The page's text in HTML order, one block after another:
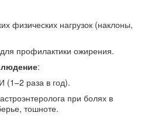
физических нагрузок (наклоны,
профилактики ожирения.
:
(1–2 раза в год).
при болях в
тошноте.